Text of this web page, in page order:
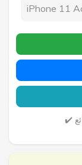
iPhone 11